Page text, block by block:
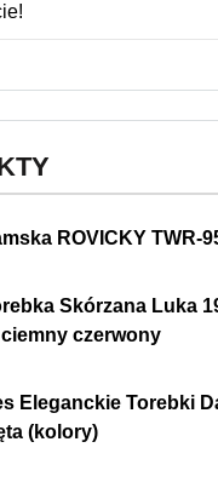
ROVICKY TWR-
Skórzana Luka
ciemny czerwony
Eleganckie Torebki
(kolory)